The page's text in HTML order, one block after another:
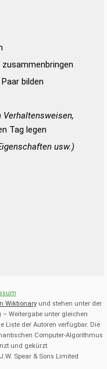
bilden
Verhaltensweisen,
Tag legen
usw.)
Wiktionaryund stehen unter der
Weitergabe unter gleichen
Liste der Autoren verfügbar. Die
Computer-Algorithmus
und gekürzt.
Spear & Sons Limited